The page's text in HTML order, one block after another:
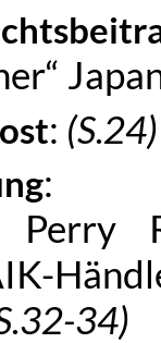
: (S.24)
:
Perry
34)